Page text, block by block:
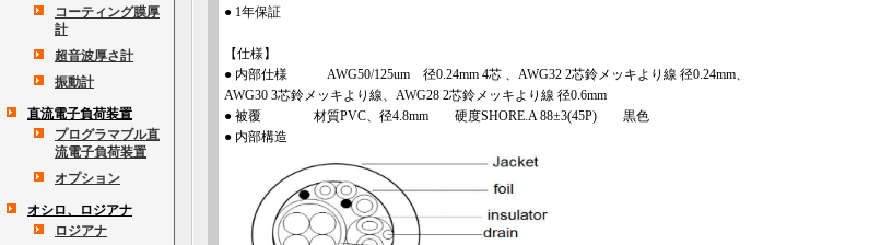
コーティング膜厚
計
超音波厚さ計
振動計
直流電子負荷装置
プログラマブル直
流電子負荷装置
オプション
オシロ、ロジアナ
ロジアナ
● 1年保証
【仕様】
● 内部仕様 AWG50/125um 径0.24mm 4芯 、AWG32 2芯鈴メッキより線 径0.24mm、
AWG30 3芯鈴メッキより線、AWG28 2芯鈴メッキより線 径0.6mm
● 被覆 材質PVC、径4.8mm 硬度SHORE.A 88±3(45P) 黒色
● 内部構造